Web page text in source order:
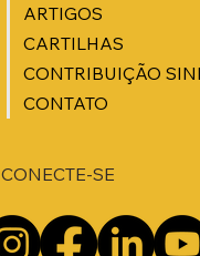
ARTIGOS
CARTILHAS
CONTRIBUIÇÃO
CONTATO
CONECTE-SE